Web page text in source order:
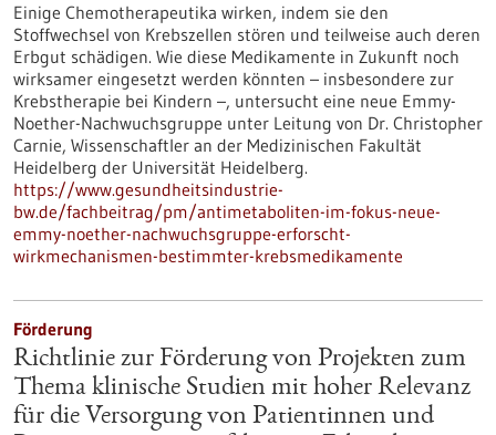
Einige Chemotherapeutika wirken, indem sie den
Stoffwechsel von Krebszellen stören und teilweise auch deren
Erbgut schädigen. Wie diese Medikamente in Zukunft noch
wirksamer eingesetzt werden könnten – insbesondere zur
Krebstherapie bei Kindern –, untersucht eine neue Emmy-
Noether-Nachwuchsgruppe unter Leitung von Dr. Christopher
Carnie, Wissenschaftler an der Medizinischen Fakultät
Heidelberg der Universität Heidelberg.
https://www.gesundheitsindustrie-
bw.de/fachbeitrag/pm/antimetaboliten-im-fokus-neue-
emmy-noether-nachwuchsgruppe-erforscht-
wirkmechanismen-bestimmter-krebsmedikamente
Förderung
Richtlinie zur Förderung von Projekten zum
Thema klinische Studien mit hoher Relevanz
für die Versorgung von Patientinnen und